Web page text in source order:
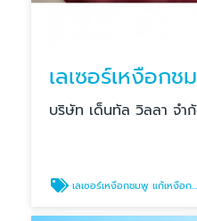
เลเซอร์เหงือก
บริษัท เด็นทัล วิลลา จำ
เลเซอร์เหงือกชมพู แก้เหงือกดำ บางแสน